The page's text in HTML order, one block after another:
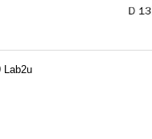
Lab2u